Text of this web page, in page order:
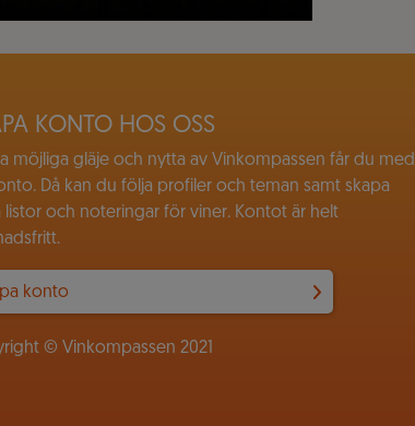
KONTO HOS OSS
möjliga gläje och nytta av Vinkompassen får du med
Då kan du följa profiler och teman samt skapa
listor och noteringar för viner. Kontot är helt
konto
© Vinkompassen 2021